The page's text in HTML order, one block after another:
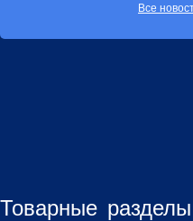
Все
Товарные